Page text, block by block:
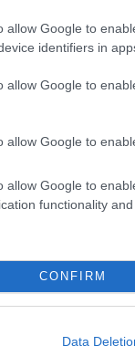
allow Google to
identifiers in
allow Google to
allow Google to
allow Google to
functionality
CONFIRM
Data
kazensko
vsebinami bodo
Radlje ob Dravi